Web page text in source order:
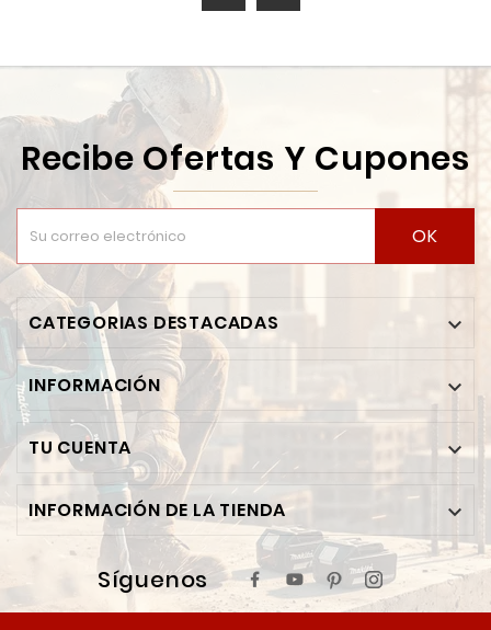
Recibe Ofertas Y Cupones
OK
CATEGORIAS DESTACADAS 
INFORMACIÓN 
TU CUENTA 
INFORMACIÓN DE LA TIENDA 
Síguenos